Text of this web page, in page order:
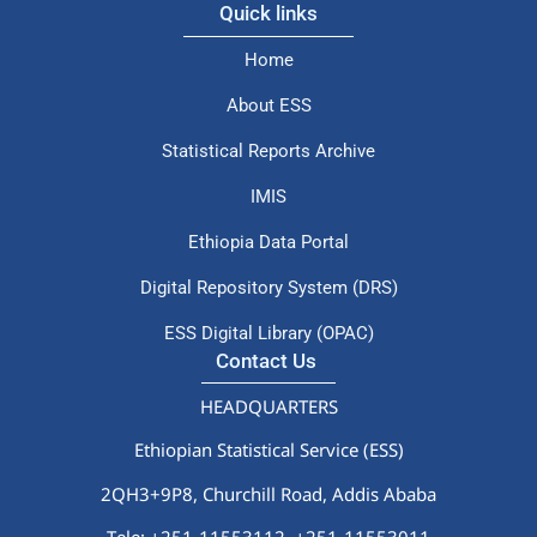
ESS Digital Library (OPAC)
Contact Us
P.O.Box: 1143
Email: info@ess.gov.et
© 2026 All Rights Reserved.